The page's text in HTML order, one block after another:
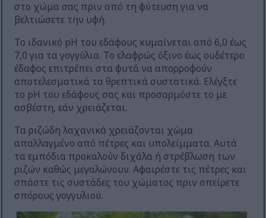
στο χώμα σας πριν από τη φύτευση για να
βελτιώσετε την υφή.
Το ιδανικό pH του εδάφους κυμαίνεται από 6,0 έως
7,0 για τα γογγύλια. Το ελαφρώς όξινο έως ουδέτερο
έδαφος επιτρέπει στα φυτά να απορροφούν
αποτελεσματικά τα θρεπτικά συστατικά. Ελέγξτε
το pH του εδάφους σας και προσαρμόστε το με
ασβέστη, εάν χρειάζεται.
Τα ριζώδη λαχανικά χρειάζονται χώμα
απαλλαγμένο από πέτρες και υπολείμματα. Αυτά
τα εμπόδια προκαλούν διχάλα ή στρέβλωση των
ριζών καθώς μεγαλώνουν. Αφαιρέστε τις πέτρες και
σπάστε τις συστάδες του χώματος πριν σπείρετε
σπόρους γογγυλιού.